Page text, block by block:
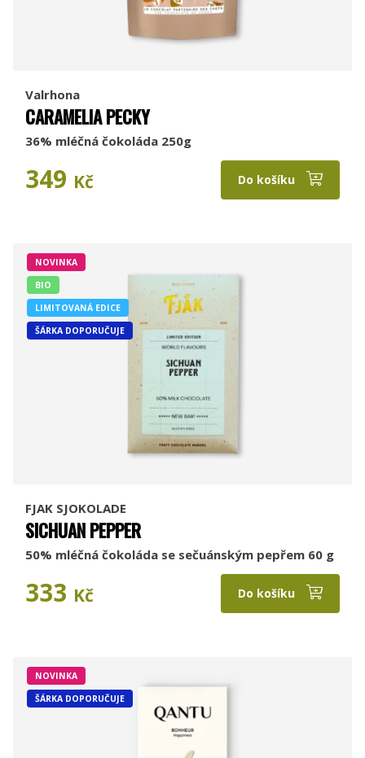
Valrhona
CARAMELIA PECKY
36% mléčná čokoláda 250g
349 Kč Do košíku
NOVINKA
BIO
LIMITOVANÁ EDICE
ŠÁRKA DOPORUČUJE
FJAK SJOKOLADE
SICHUAN PEPPER
50% mléčná čokoláda se sečuánským pepřem 60 g
333 Kč Do košíku
NOVINKA
ŠÁRKA DOPORUČUJE